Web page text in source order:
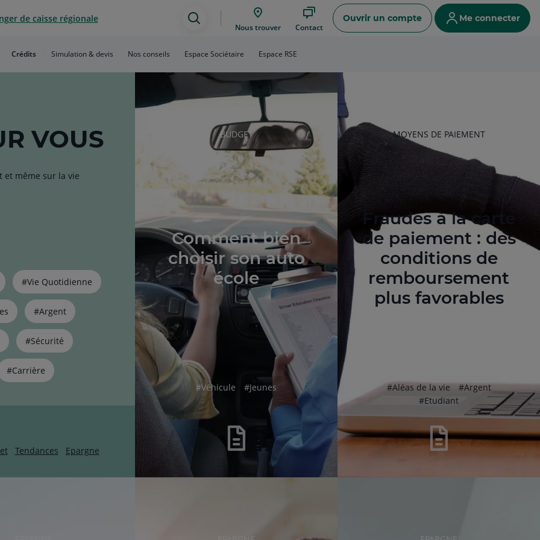
de caisse régionale
Assistance
de
recherche
Nous trouver Contact
Ouvrir un compte Me connecter
Crédits Simulation & devis Nos conseils Espace Sociétaire Espace RSE
VOUS
et même sur la vie
#Vie Quotidienne
#Argent
#Sécurité
#Carrière
Tendances Epargne
RUBRIQUE
DE
L'ARTICLE
BUDGET
Comment bien
choisir son auto
école
hashtag
#Véhicule hashtag
#Jeunes
RUBRIQUE
L'ARTICLE
MOYENS DE PAIEMENT
Fraudes à la carte
de paiement : des
conditions de
remboursement
plus favorables
hashtag
#Aléas de la vie hashtag
#Argent
hashtag
#Etudiant